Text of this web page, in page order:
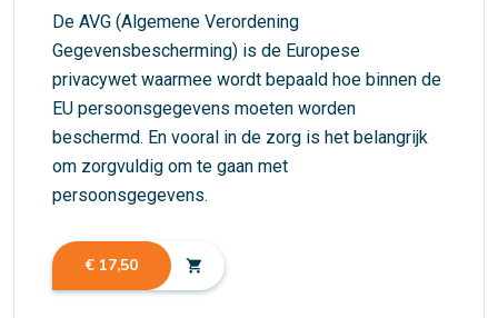
De AVG (Algemene Verordening
Gegevensbescherming) is de Europese
privacywet waarmee wordt bepaald hoe binnen de
EU persoonsgegevens moeten worden
beschermd. En vooral in de zorg is het belangrijk
om zorgvuldig om te gaan met
persoonsgegevens.
€ 17,50 shopping_cart